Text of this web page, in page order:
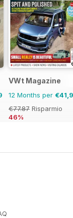
VWt Magazine
12 Months per
€77.87 Risparmio
46%